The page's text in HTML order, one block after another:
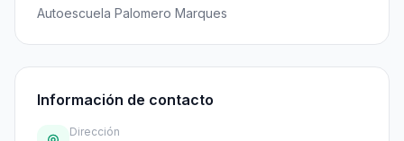
Autoescuela Palomero Marques
Información de contacto
Dirección